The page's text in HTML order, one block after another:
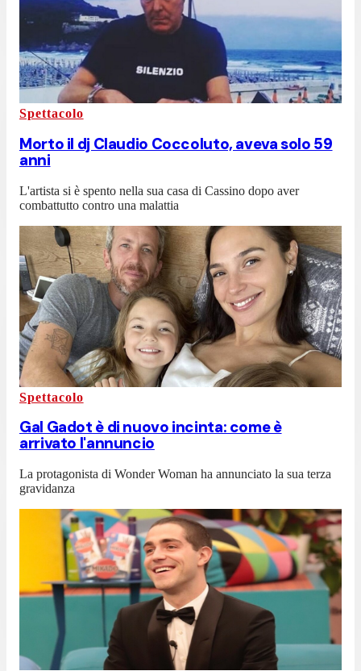
Spettacolo
Morto il dj Claudio Coccoluto, aveva solo 59
anni
L'artista si è spento nella sua casa di Cassino dopo aver
combattutto contro una malattia
Spettacolo
Gal Gadot è di nuovo incinta: come è
arrivato l'annuncio
La protagonista di Wonder Woman ha annunciato la sua terza
gravidanza